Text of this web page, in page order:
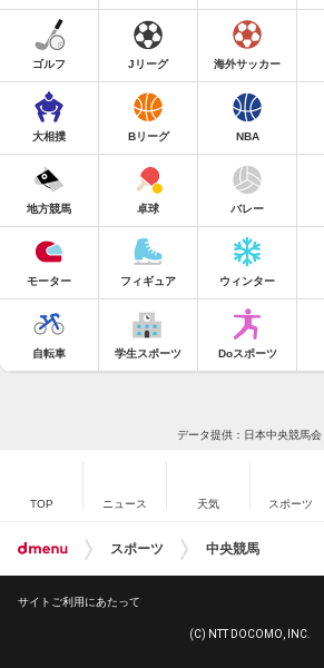
ゴルフ Jリーグ 海外サッカー
大相撲 Bリーグ NBA
地方競馬 卓球 バレー
モーター フィギュア ウィンター
自転車 学生スポーツ Doスポーツ
データ提供：日本中央競馬会
TOP ニュース 天気 スポーツ
スポーツ 中央競馬
サイトご利用にあたって
(C) NTT DOCOMO, INC.